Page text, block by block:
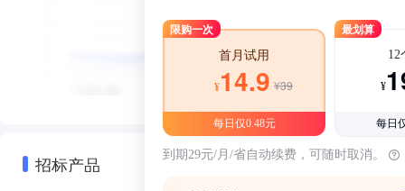
招标产品
限购一次
首月试用
¥14.9 ¥39
每日仅0.48元
最划算
12
¥
每日
到期29元/月/省自动续费，可随时取消。